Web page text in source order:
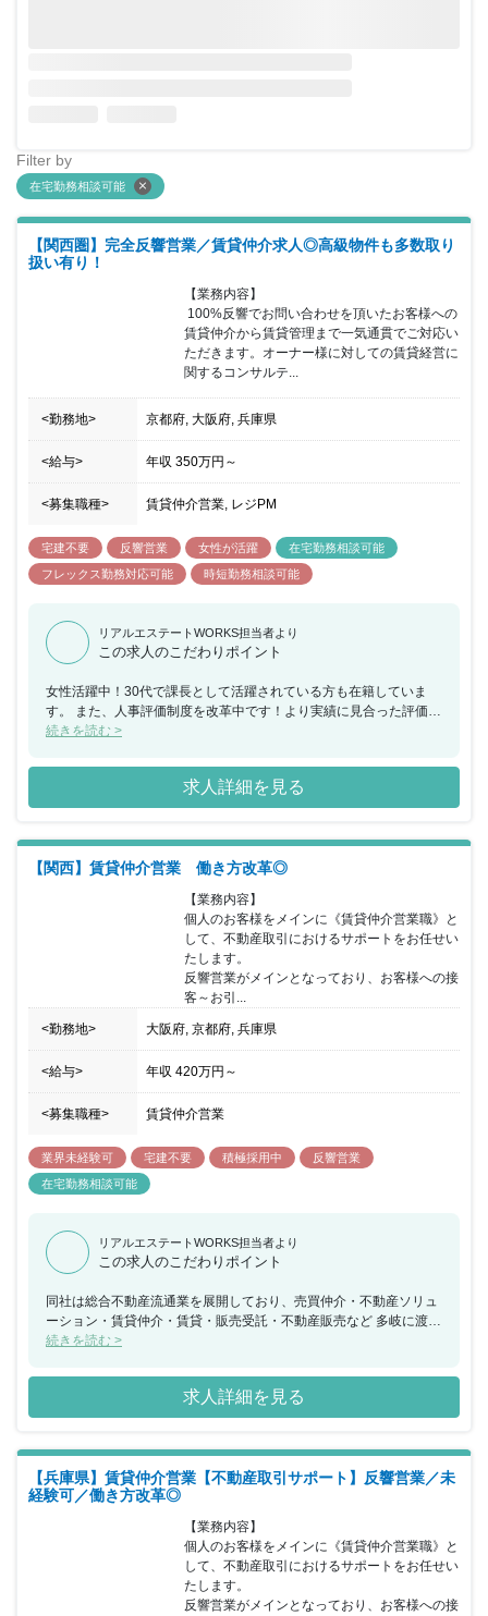
Filter by
在宅勤務相談可能
【関西圏】完全反響営業／賃貸仲介求人◎高級物件も多数取り
扱い有り！
【業務内容】
賃貸仲介から賃貸管理まで一気通貫でご対応い
ただきます。オーナー様に対しての賃貸経営に
関するコンサルテ...
<勤務地> 京都府, 大阪府, 兵庫県
<給与> 年収 350万円 ～
<募集職種> 賃貸仲介営業, レジPM
宅建不要 反響営業 女性が活躍
在宅勤務相談可能
フレックス勤務対応可能
時短勤務相談可能
リアルエステートWORKS担当者より
この求人のこだわりポイント
女性活躍中！30代で課長として活躍されている方も在籍していま
す。 また、人事評価制度を改革中です！より実績に見合った評価制
度を企画しております。
続きを読む >
求人詳細を見る
【関西】賃貸仲介営業 働き方改革◎
【業務内容】
個人のお客様をメインに《賃貸仲介営業職》と
して、不動産取引におけるサポートをお任せい
たします。
反響営業がメインとなっており、お客様への接
客～お引...
<勤務地> 大阪府, 京都府, 兵庫県
<給与> 年収 420万円 ～
<募集職種> 賃貸仲介営業
業界未経験可 宅建不要 積極採用中
反響営業
在宅勤務相談可能
リアルエステートWORKS担当者より
この求人のこだわりポイント
同社は総合不動産流通業を展開しており、売買仲介・不動産ソリュ
ーション・賃貸仲介・賃貸・販売受託・不動産販売など 多岐に渡る
不動産サービスを手掛けています。 不動産流通業界の大手3社の一
ます。 同ポジションにおいては、業界未経験者も積極的に採用を進
めており、未経験者でも安心して入職できるよう、 独自の研修制
度・資格支援制度を整えています。また働き方改革も推進してお
30にPCはシャットダウンなど、 社員が働きやすい環境を整えてい
る企業になります。
続きを読む >
求人詳細を見る
【兵庫県】賃貸仲介営業【不動産取引サポート】反響営業／未
経験可／働き方改革◎
【業務内容】
個人のお客様をメインに《賃貸仲介営業職》と
して、不動産取引におけるサポートをお任せい
たします。
反響営業がメインとなっており、お客様への接